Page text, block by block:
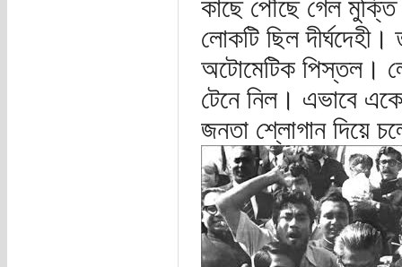
কাছে পৌঁছে গেল মুক্তি
লোকটি ছিল
অটোমেটিক পিস্তল।
টেনে নিল। এভাবে
জনতা শ্লোগান দিয়ে